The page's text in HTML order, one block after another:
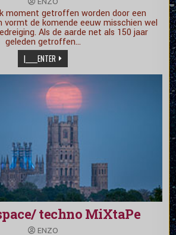
moment getroffen worden door een
vormt de komende eeuw misschien wel
Als de aarde net als 150 jaar
geleden getroffen…
|_____ENTER
techno MiXtaPe
ENZO